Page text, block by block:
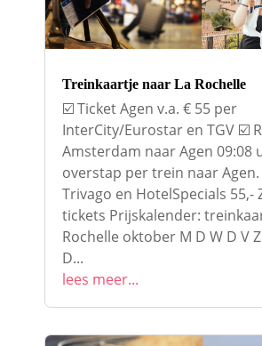
Treinkaartje naar La Rochelle
☑️ Ticket Agen v.a. € 55 per
InterCity/Eurostar en TGV ☑️
Amsterdam naar Agen 09:08
overstap per trein naar
Trivago en HotelSpecials 55,-
tickets Prijskalender:
Rochelle oktober M D W D V
D...
lees meer...